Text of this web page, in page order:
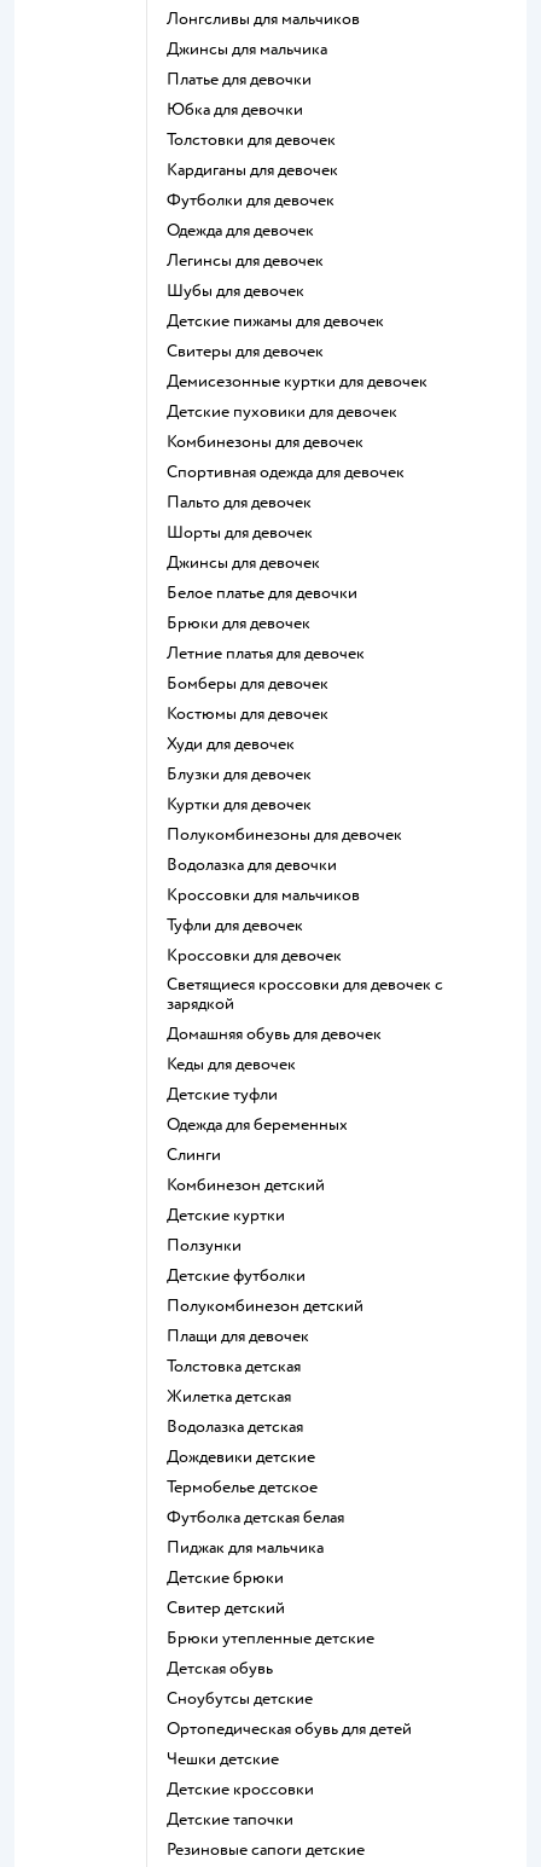
Лонгсливы для мальчиков
Джинсы для мальчика
Платье для девочки
Юбка для девочки
Толстовки для девочек
Кардиганы для девочек
Футболки для девочек
Одежда для девочек
Легинсы для девочек
Шубы для девочек
Детские пижамы для девочек
Свитеры для девочек
Демисезонные куртки для девочек
Детские пуховики для девочек
Комбинезоны для девочек
Спортивная одежда для девочек
Пальто для девочек
Шорты для девочек
Джинсы для девочек
Белое платье для девочки
Брюки для девочек
Летние платья для девочек
Бомберы для девочек
Костюмы для девочек
Худи для девочек
Блузки для девочек
Куртки для девочек
Полукомбинезоны для девочек
Водолазка для девочки
Кроссовки для мальчиков
Туфли для девочек
Кроссовки для девочек
Светящиеся кроссовки для девочек с
зарядкой
Домашняя обувь для девочек
Кеды для девочек
Детские туфли
Одежда для беременных
Слинги
Комбинезон детский
Детские куртки
Ползунки
Детские футболки
Полукомбинезон детский
Плащи для девочек
Толстовка детская
Жилетка детская
Водолазка детская
Дождевики детские
Термобелье детское
Футболка детская белая
Пиджак для мальчика
Детские брюки
Свитер детский
Брюки утепленные детские
Детская обувь
Сноубутсы детские
Ортопедическая обувь для детей
Чешки детские
Детские кроссовки
Детские тапочки
Резиновые сапоги детские